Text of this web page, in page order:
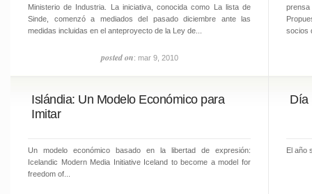
Ministerio de Industria. La iniciativa, conocida como La lista de
Sinde, comenzó a mediados del pasado diciembre ante las
medidas incluidas en el anteproyecto de la Ley de...
posted on: mar 9, 2010
socios
Islándia: Un Modelo Económico para
Imitar
Un modelo económico basado en la libertad de expresión:
Icelandic Modern Media Initiative Iceland to become a model for
freedom of...
Día
El año